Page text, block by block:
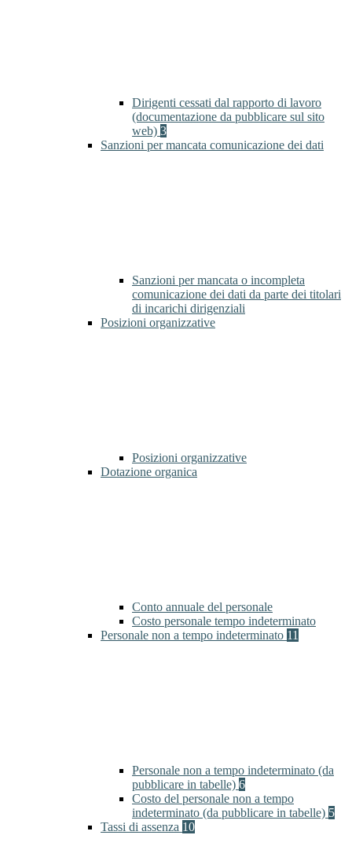
Dirigenti cessati dal rapporto di lavoro
(documentazione da pubblicare sul sito
web) 3
Sanzioni per mancata comunicazione dei dati
Sanzioni per mancata o incompleta
comunicazione dei dati da parte dei titolari
di incarichi dirigenziali
Posizioni organizzative
Posizioni organizzative
Dotazione organica
Conto annuale del personale
Costo personale tempo indeterminato
Personale non a tempo indeterminato 11
Personale non a tempo indeterminato (da
pubblicare in tabelle) 6
Costo del personale non a tempo
indeterminato (da pubblicare in tabelle) 5
Tassi di assenza 10